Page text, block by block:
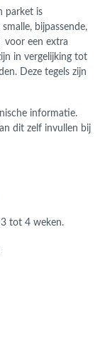
parket is
bijpassende,
voor een extra
in vergelijking tot
Deze tegels zijn
informatie.
dit zelf invullen bij
tot 4 weken.